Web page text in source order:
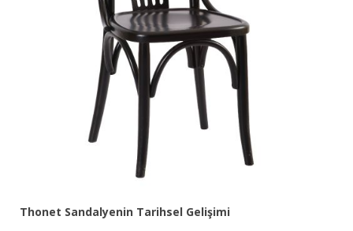
Bar Sandalyesi
Restaurant Sandalyesi
Plastik Sandalye
Dış Mekan Sandalyeler
Thonet Sandalyenin Tarihsel Gelişimi